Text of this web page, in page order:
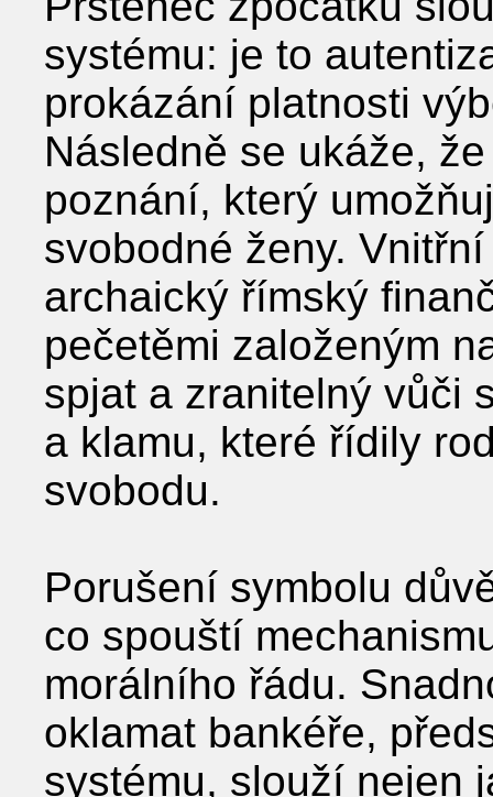
systému: je to
prokázání platnosti
Následně se ukáže,
poznání, který
svobodné ženy.
archaický římský
pečetěmi založeným
spjat a zranitelný vůči
a klamu, které řídily
svobodu.
Porušení symbolu
co spouští
morálního řádu.
oklamat bankéře,
systému, slouží nejen